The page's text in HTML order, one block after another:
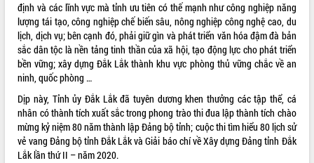
Đắk Lắk ký kết thỏa thuận hợp tác về
chuyển đổi số giai đoạn 2026 – 2030
với Tập đoàn Bưu chính Viễn thông
Việt Nam
Thứ trưởng Bộ Y tế làm việc với tỉnh
Đắk Lắk về phát triển nhân lực y tế
cho trạm y tế cấp xã
Du lịch Đắk Lắk nâng tầm trải nghiệm
du khách thông qua Hệ thống cơ sở dữ
liệu và Bản đồ số
Tập huấn ứng dụng trí tuệ nhân tạo (AI)
định và các lĩnh vực mà tỉnh ưu tiên có thế mạnh như công nghiệp năng
lượng tái tạo, công nghiệp chế biến sâu, nông nghiệp công nghệ cao, du
lịch, dịch vụ; bên cạnh đó, phải giữ gìn và phát triển văn hóa đậm đà bản
sắc dân tộc là nền tảng tinh thần của xã hội, tạo động lực cho phát triển
bền vững; xây dựng Đắk Lắk thành khu vực phòng thủ vững chắc về an
ninh, quốc phòng …
Dịp này, Tỉnh ủy Đắk Lắk đã tuyên dương khen thưởng các tập thể, cá
nhân có thành tích xuất sắc trong phong trào thi đua lập thành tích chào
mừng kỷ niệm 80 năm thành lập Đảng bộ tỉnh; cuộc thi tìm hiểu 80 lịch sử
vẻ vang Đảng bộ tỉnh Đắk Lắk và Giải báo chí về Xây dựng Đảng tỉnh Đắk
Lắk lần thứ II – năm 2020.